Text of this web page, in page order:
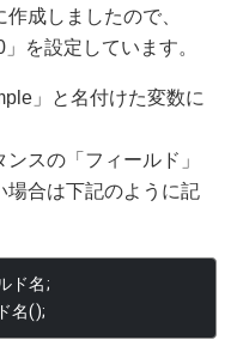
成しましたので、
」を設定しています。
」と名付けた変数に
スの「フィールド」
場合は下記のように記
ド名;
名();